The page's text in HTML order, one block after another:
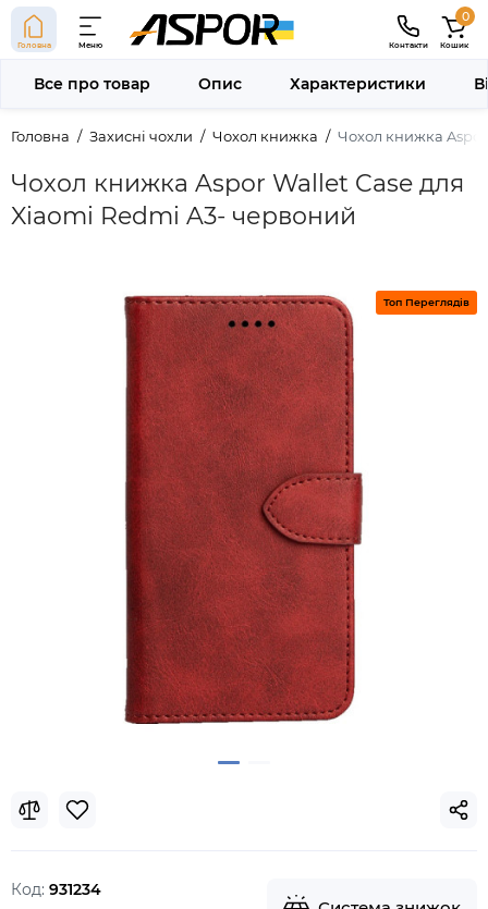
Головна Меню Контакти
0
Кошик
Головна Захисні чохли Чохол книжка Чохол книжка
Чохол книжка Aspor Wallet Case для
Xiaomi Redmi A3- червоний
Все про товар Опис Характеристики
Топ Переглядів
Код: 931234